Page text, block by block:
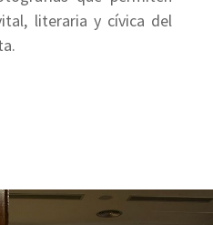
literaria y cívica del